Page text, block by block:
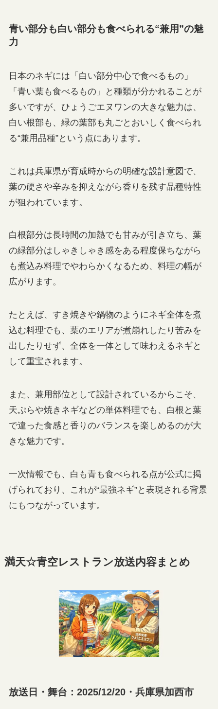
青い部分も白い部分も食べられる“兼用”の魅
力
日本のネギには「白い部分中心で食べるもの」
「青い葉も食べるもの」と種類が分かれることが
多いですが、ひょうごエヌワンの大きな魅力は、
白い根部も、緑の葉部も丸ごとおいしく食べられ
る“兼用品種”という点にあります。
これは兵庫県が育成時からの明確な設計意図で、
葉の硬さや辛みを抑えながら香りを残す品種特性
が狙われています。
白根部分は長時間の加熱でも甘みが引き立ち、葉
の緑部分はしゃきしゃき感をある程度保ちながら
も煮込み料理でやわらかくなるため、料理の幅が
広がります。
たとえば、すき焼きや鍋物のようにネギ全体を煮
込む料理でも、葉のエリアが煮崩れしたり苦みを
出したりせず、全体を一体として味わえるネギと
して重宝されます。
また、兼用部位として設計されているからこそ、
天ぷらや焼きネギなどの単体料理でも、白根と葉
で違った食感と香りのバランスを楽しめるのが大
きな魅力です。
一次情報でも、白も青も食べられる点が公式に掲
げられており、これが“最強ネギ”と表現される背景
にもつながっています。
満天☆青空レストラン放送内容まとめ
放送日・舞台：2025/12/20・兵庫県加西市